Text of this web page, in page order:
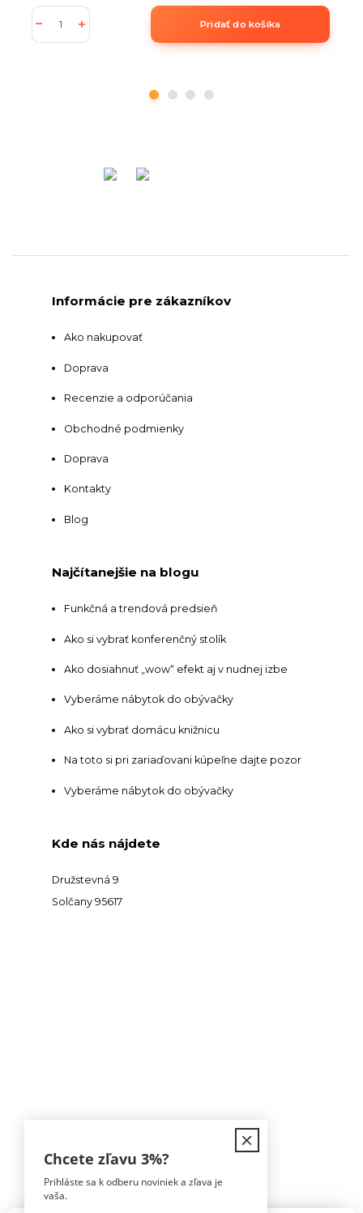
Pridať do košíka
Informácie pre zákazníkov
Ako nakupovať
Doprava
Recenzie a odporúčania
Obchodné podmienky
Doprava
Kontakty
Blog
Najčítanejšie na blogu
Funkčná a trendová predsieň
Ako si vybrať konferenčný stolík
Ako dosiahnuť „wow“ efekt aj v nudnej izbe
Vyberáme nábytok do obývačky
Ako si vybrať domácu knižnicu
Na toto si pri zariaďovani kúpeľne dajte pozor
Vyberáme nábytok do obývačky
Kde nás nájdete
Družstevná 9
Solčany 95617
Tomáš Hula
Chcete zľavu 3%?
Prihláste sa k odberu noviniek a zľava je
vaša.